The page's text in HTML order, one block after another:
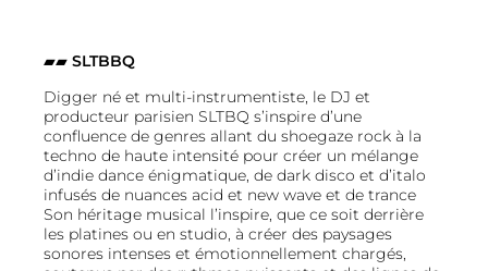
▰▰ SLTBBQ
Digger né et multi-instrumentiste, le DJ et
producteur parisien SLTBQ s’inspire d’une
confluence de genres allant du shoegaze rock à la
techno de haute intensité pour créer un mélange
d’indie dance énigmatique, de dark disco et d’italo
infusés de nuances acid et new wave et de trance
Son héritage musical l’inspire, que ce soit derrière
les platines ou en studio, à créer des paysages
sonores intenses et émotionnellement chargés,